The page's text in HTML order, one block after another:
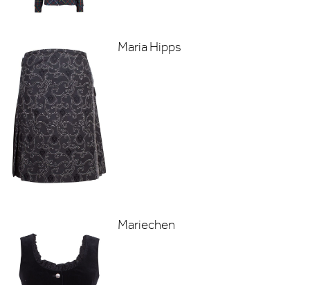
Maria Hipps
Mariechen